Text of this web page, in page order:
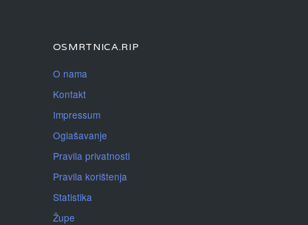
OSMRTNICA.RIP
O nama
Kontakt
Impressum
Oglašavanje
Pravila privatnosti
Pravila korištenja
Statistika
Župe